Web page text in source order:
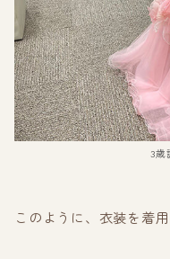
3歳
このように、衣装を着